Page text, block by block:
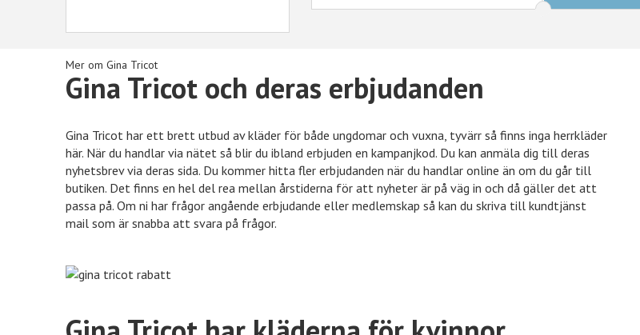
Mer om Gina Tricot
Gina Tricot och deras erbjudanden
Gina Tricot har ett brett utbud av kläder för både ungdomar och vuxna, tyvärr så finns inga herrkläder
här. När du handlar via nätet så blir du ibland erbjuden en kampanjkod. Du kan anmäla dig till deras
nyhetsbrev via deras sida. Du kommer hitta fler erbjudanden när du handlar online än om du går till
butiken. Det finns en hel del rea mellan årstiderna för att nyheter är på väg in och då gäller det att
passa på. Om ni har frågor angående erbjudande eller medlemskap så kan du skriva till kundtjänst
mail som är snabba att svara på frågor.
Önskefoto